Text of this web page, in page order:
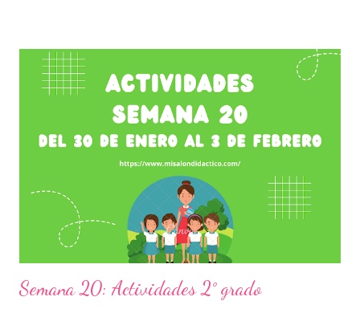
de recursos. Establecer esto como un trabajo conjunto que
permita a maestros, padres de familia y alumnos trabajar con
especial atención, será fundamental durante todo el ciclo
escolar a través de vídeos, ejercicios, prácticas y en general
comprender con mayor facilidad cada contenido. Damos los
créditos correspondientes a los autores de tan extraordinarias
actividades recordando que, para...
Semana 20: Actividades 2° grado